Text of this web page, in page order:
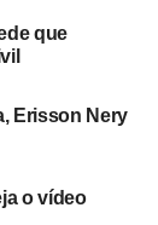
que
Erisson Nery
o vídeo